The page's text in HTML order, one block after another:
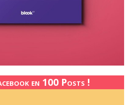
en 100 Posts !